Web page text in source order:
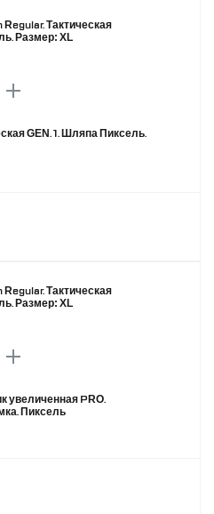
Тактическая
Размер: XL
GEN. 1. Шляпа Пиксель.
Тактическая
Размер: XL
увеличенная PRO.
Пиксель